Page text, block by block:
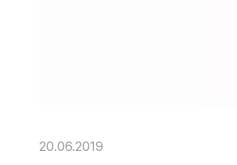
20.06.2019